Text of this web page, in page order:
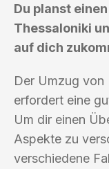
Du planst
Thessaloniki
auf dich
Der Umzug von
erfordert eine
Um dir einen
Aspekte zu
verschiedene